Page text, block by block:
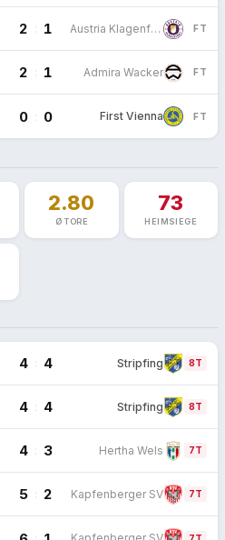
2 : 1 Austria Klagenfurt FT
2 : 1 Admira Wacker FT
0 : 0 First Vienna FT
2.80
Ø TORE
73
HEIMSIEGE
4 : 4 Stripfing FT 8T
4 : 4 Stripfing FT 8T
4 : 3 Hertha Wels FT 7T
5 : 2 Kapfenberger SV FT 7T
FT 7T